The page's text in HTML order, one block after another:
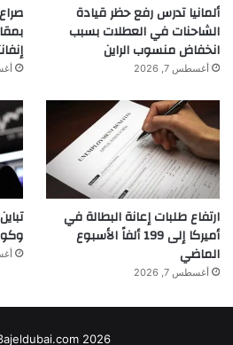
ألمانيا تدرس رفع حظر قيادة
الشاحنات في العطلات بسبب
انخفاض منسوب الراين
أغسطس 7, 2026
ارتفاع طلبات إعانة البطالة في
أميركا إلى 199 ألفاً الأسبوع
الماضي
أغسطس 7, 2026
2026